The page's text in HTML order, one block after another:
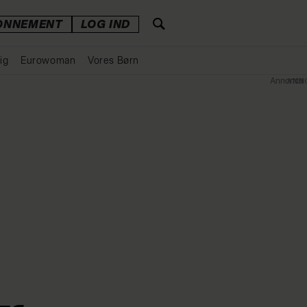
LOG IND
Eurowoman Vores Børn
Annonce